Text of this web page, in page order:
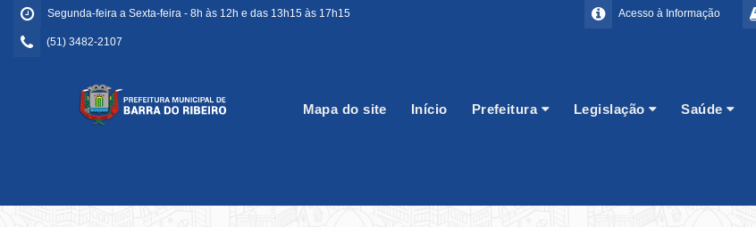
Segunda-feira a Sexta-feira - 8h às 12h e das 13h15 às 17h15
(51) 3482-2107
Acesso à Informação
Mapa do site Início Prefeitura Legislação Saúde